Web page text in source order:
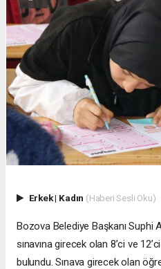
Erkek| Kadın (Haberi Sesli Oku)
Bozova Belediye Başkanı Suphi
sınavına girecek olan 8’ci ve
bulundu. Sınava girecek olan